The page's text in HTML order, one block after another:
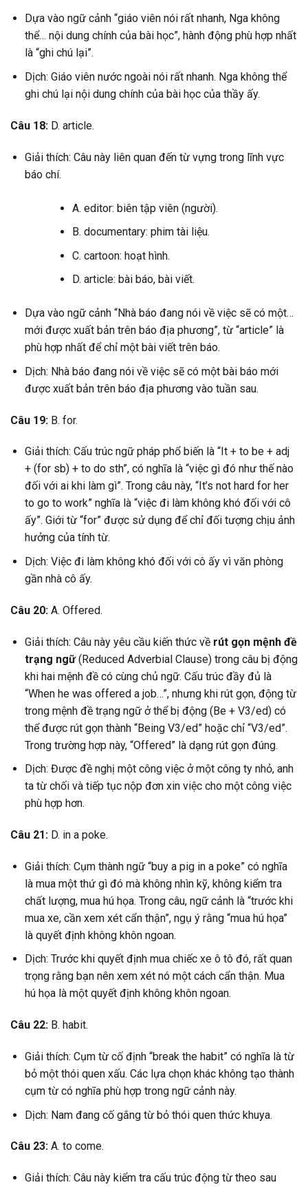
Dựa vào ngữ cảnh “giáo viên nói rất nhanh, Nga không
thể… nội dung chính của bài học”, hành động phù hợp nhất
là “ghi chú lại”.
Dịch: Giáo viên nước ngoài nói rất nhanh. Nga không thể
ghi chú lại nội dung chính của bài học của thầy ấy.
Câu 18: D. article.
Giải thích: Câu này liên quan đến từ vựng trong lĩnh vực
báo chí.
A. editor: biên tập viên (người).
B. documentary: phim tài liệu.
C. cartoon: hoạt hình.
D. article: bài báo, bài viết.
Dựa vào ngữ cảnh “Nhà báo đang nói về việc sẽ có một…
mới được xuất bản trên báo địa phương”, từ “article” là
phù hợp nhất để chỉ một bài viết trên báo.
Dịch: Nhà báo đang nói về việc sẽ có một bài báo mới
được xuất bản trên báo địa phương vào tuần sau.
Câu 19: B. for.
Giải thích: Cấu trúc ngữ pháp phổ biến là “It + to be + adj
+ (for sb) + to do sth”, có nghĩa là “việc gì đó như thế nào
đối với ai khi làm gì”. Trong câu này, “It’s not hard for her
to go to work” nghĩa là “việc đi làm không khó đối với cô
ấy”. Giới từ “for” được sử dụng để chỉ đối tượng chịu ảnh
hưởng của tính từ.
Dịch: Việc đi làm không khó đối với cô ấy vì văn phòng
gần nhà cô ấy.
Câu 20: A. Offered.
Giải thích: Câu này yêu cầu kiến thức về rút gọn mệnh đề
trạng ngữ(Reduced Adverbial Clause) trong câu bị động
khi hai mệnh đề có cùng chủ ngữ. Cấu trúc đầy đủ là
“When he was offered a job…”, nhưng khi rút gọn, động từ
trong mệnh đề trạng ngữ ở thể bị động (Be + V3/ed) có
thể được rút gọn thành “Being V3/ed” hoặc chỉ “V3/ed”.
Trong trường hợp này, “Offered” là dạng rút gọn đúng.
Dịch: Được đề nghị một công việc ở một công ty nhỏ, anh
ta từ chối và tiếp tục nộp đơn xin việc cho một công việc
phù hợp hơn.
Câu 21: D. in a poke.
Giải thích: Cụm thành ngữ “buy a pig in a poke” có nghĩa
là mua một thứ gì đó mà không nhìn kỹ, không kiểm tra
chất lượng, mua hú họa. Trong câu, ngữ cảnh là “trước khi
mua xe, cần xem xét cẩn thận”, ngụ ý rằng “mua hú họa”
là quyết định không khôn ngoan.
Dịch: Trước khi quyết định mua chiếc xe ô tô đó, rất quan
trọng rằng bạn nên xem xét nó một cách cẩn thận. Mua
hú họa là một quyết định không khôn ngoan.
Câu 22: B. habit.
Giải thích: Cụm từ cố định “break the habit” có nghĩa là từ
bỏ một thói quen xấu. Các lựa chọn khác không tạo thành
cụm từ có nghĩa phù hợp trong ngữ cảnh này.
Dịch: Nam đang cố gắng từ bỏ thói quen thức khuya.
Câu 23: A. to come.
Giải thích: Câu này kiểm tra cấu trúc động từ theo sau